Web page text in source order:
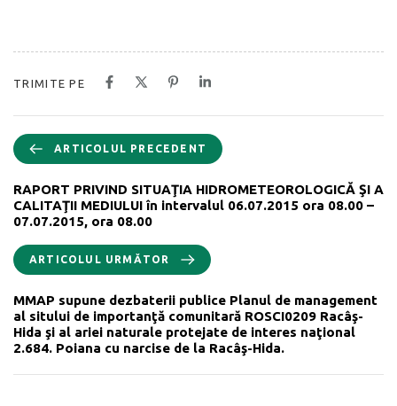
TRIMITE PE
ARTICOLUL PRECEDENT
RAPORT PRIVIND SITUAŢIA HIDROMETEOROLOGICĂ ŞI A
CALITAŢII MEDIULUI în intervalul 06.07.2015 ora 08.00 –
07.07.2015, ora 08.00
ARTICOLUL URMĂTOR
MMAP supune dezbaterii publice Planul de management
al sitului de importanţă comunitară ROSCI0209 Racâş-
Hida şi al ariei naturale protejate de interes naţional
2.684. Poiana cu narcise de la Racâş-Hida.